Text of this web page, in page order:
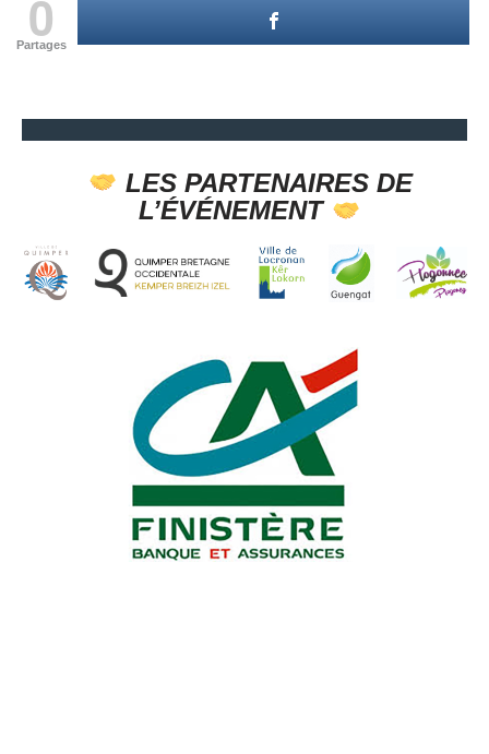
0
Partages
LES PARTENAIRES DE
L’ÉVÉNEMENT